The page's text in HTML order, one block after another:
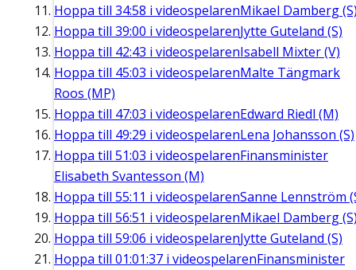
Hoppa till 34:58 i videospelarenMikael Damberg
Hoppa till 39:00 i videospelarenJytte Guteland (S)
Hoppa till 42:43 i videospelarenIsabell Mixter (V)
Hoppa till 45:03 i videospelarenMalte Tängmark
Roos (MP)
Hoppa till 47:03 i videospelarenEdward Riedl (M)
Hoppa till 49:29 i videospelarenLena Johansson (S)
Hoppa till 51:03 i videospelarenFinansminister
Elisabeth Svantesson (M)
Hoppa till 55:11 i videospelarenSanne Lennström
Hoppa till 56:51 i videospelarenMikael Damberg
Hoppa till 59:06 i videospelarenJytte Guteland (S)
Hoppa till 01:01:37 i videospelarenFinansminister